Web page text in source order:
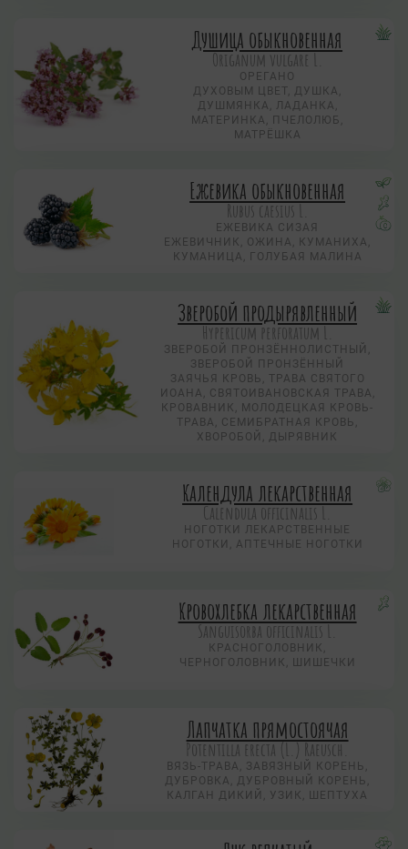
Душица обыкновенная
Origanum vulgare L.
ОРЕГАНО
ДУХОВЫМ ЦВЕТ, ДУШКА,
ДУШМЯНКА, ЛАДАНКА,
МАТЕРИНКА, ПЧЕЛОЛЮБ,
МАТРЁШКА
Ежевика обыкновенная
Rubus caesius L.
ЕЖЕВИКА СИЗАЯ
ЕЖЕВИЧНИК, ОЖИНА, КУМАНИХА,
КУМАНИЦА, ГОЛУБАЯ МАЛИНА
Зверобой продырявленный
Hypericum perforatum L.
ЗВЕРОБОЙ ПРОНЗЁННОЛИСТНЫЙ,
ЗВЕРОБОЙ ПРОНЗЁННЫЙ
ЗАЯЧЬЯ КРОВЬ, ТРАВА СВЯТОГО
ИОАНА, СВЯТОИВАНОВСКАЯ ТРАВА,
КРОВАВНИК, МОЛОДЕЦКАЯ КРОВЬ-
ТРАВА, СЕМИБРАТНАЯ КРОВЬ,
ХВОРОБОЙ, ДЫРЯВНИК
Календула лекарственная
Calendula officinalis L.
НОГОТКИ ЛЕКАРСТВЕННЫЕ
НОГОТКИ, АПТЕЧНЫЕ НОГОТКИ
Кровохлебка лекарственная
Sanguisorba officinalis L.
КРАСНОГОЛОВНИК,
ЧЕРНОГОЛОВНИК, ШИШЕЧКИ
Лапчатка прямостоячая
Potentilla erecta (L.) Raeusch.
ВЯЗЬ-ТРАВА, ЗАВЯЗНЫЙ КОРЕНЬ,
ДУБРОВКА, ДУБРОВНЫЙ КОРЕНЬ,
КАЛГАН ДИКИЙ, УЗИК, ШЕПТУХА